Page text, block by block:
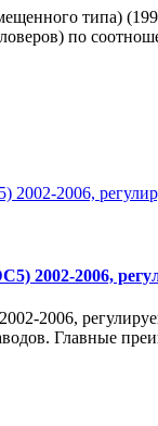
типа)
по
2002-2006,
2006,
Главные